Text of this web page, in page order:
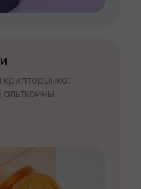
крипторынка:
альткоины